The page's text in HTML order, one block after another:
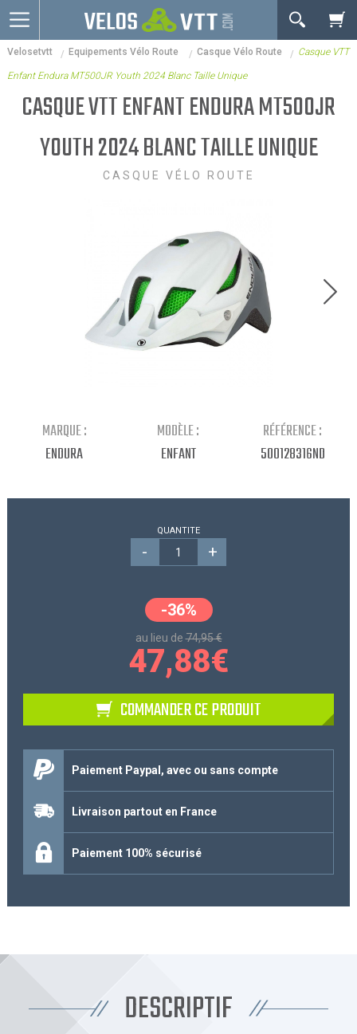
OK
Connexion / inscription
VTT
Vélos electriques
Vélos urbains & Fitness
Votre Panier Est Désert
Votre panier est là pour vous servir. Donnez-lui un
but ! C'est un lieu temporaire où est stockée une
liste de vos produits et où se reflète le prix le plus
Velosetvtt Equipements Vélo Route Casque Vélo Route Casque VTT
Enfant Endura MT500JR Youth 2024 Blanc Taille Unique
CASQUE VTT ENFANT ENDURA MT500JR
YOUTH 2024 BLANC TAILLE UNIQUE
CASQUE VÉLO ROUTE
MARQUE :
ENDURA
MODÈLE :
ENFANT
RÉFÉRENCE :
500128316ND
QUANTITE
- +
-36%
au lieu de74,95 €
47,88€
COMMANDER CE PRODUIT
Paiement Paypal, avec ou sans compte
Livraison partout en France
Paiement 100% sécurisé
DESCRIPTIF